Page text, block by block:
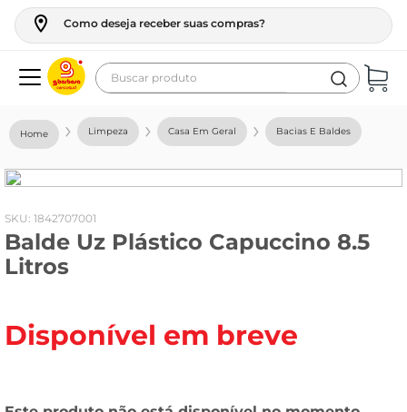
Como deseja receber suas compras?
Buscar produto
Limpeza Casa Em Geral Bacias E Baldes
: 1842707001
Balde Uz Plástico Capuccino 8.5
Litros
Disponível em breve
geladeira
fogao
café
cerveja
vinho